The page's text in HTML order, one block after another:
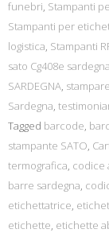
funebri, Stampanti
Stampanti per
logistica, Stampanti
sato Cg408e sardegna
SARDEGNA,
Sardegna,
Tagged barcode,
stampante SATO,
termografica, codice
barre sardegna,
etichettatrice,
etichette, etichette